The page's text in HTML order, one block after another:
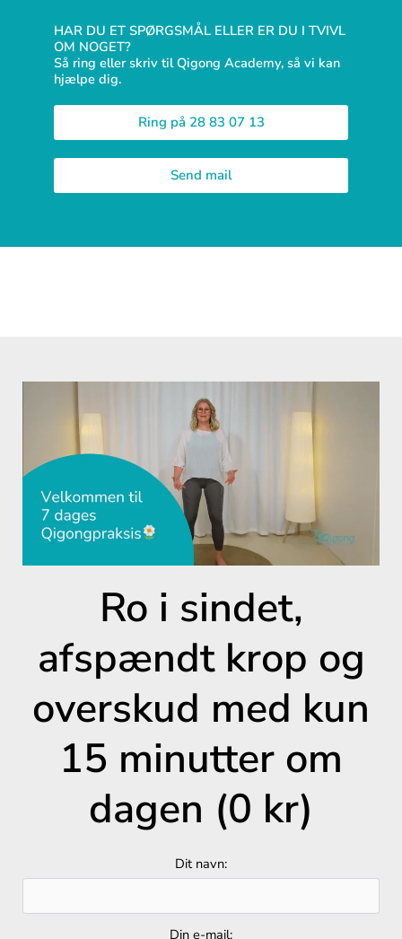
HAR DU ET SPØRGSMÅL ELLER ER DU I TVIVL
OM NOGET?
Så ring eller skriv til Qigong Academy, så vi kan
hjælpe dig.
Ring på 28 83 07 13
Send mail
Ro i sindet,
afspændt krop og
overskud med kun
15 minutter om
dagen (0 kr)
Dit navn:
Din e-mail: